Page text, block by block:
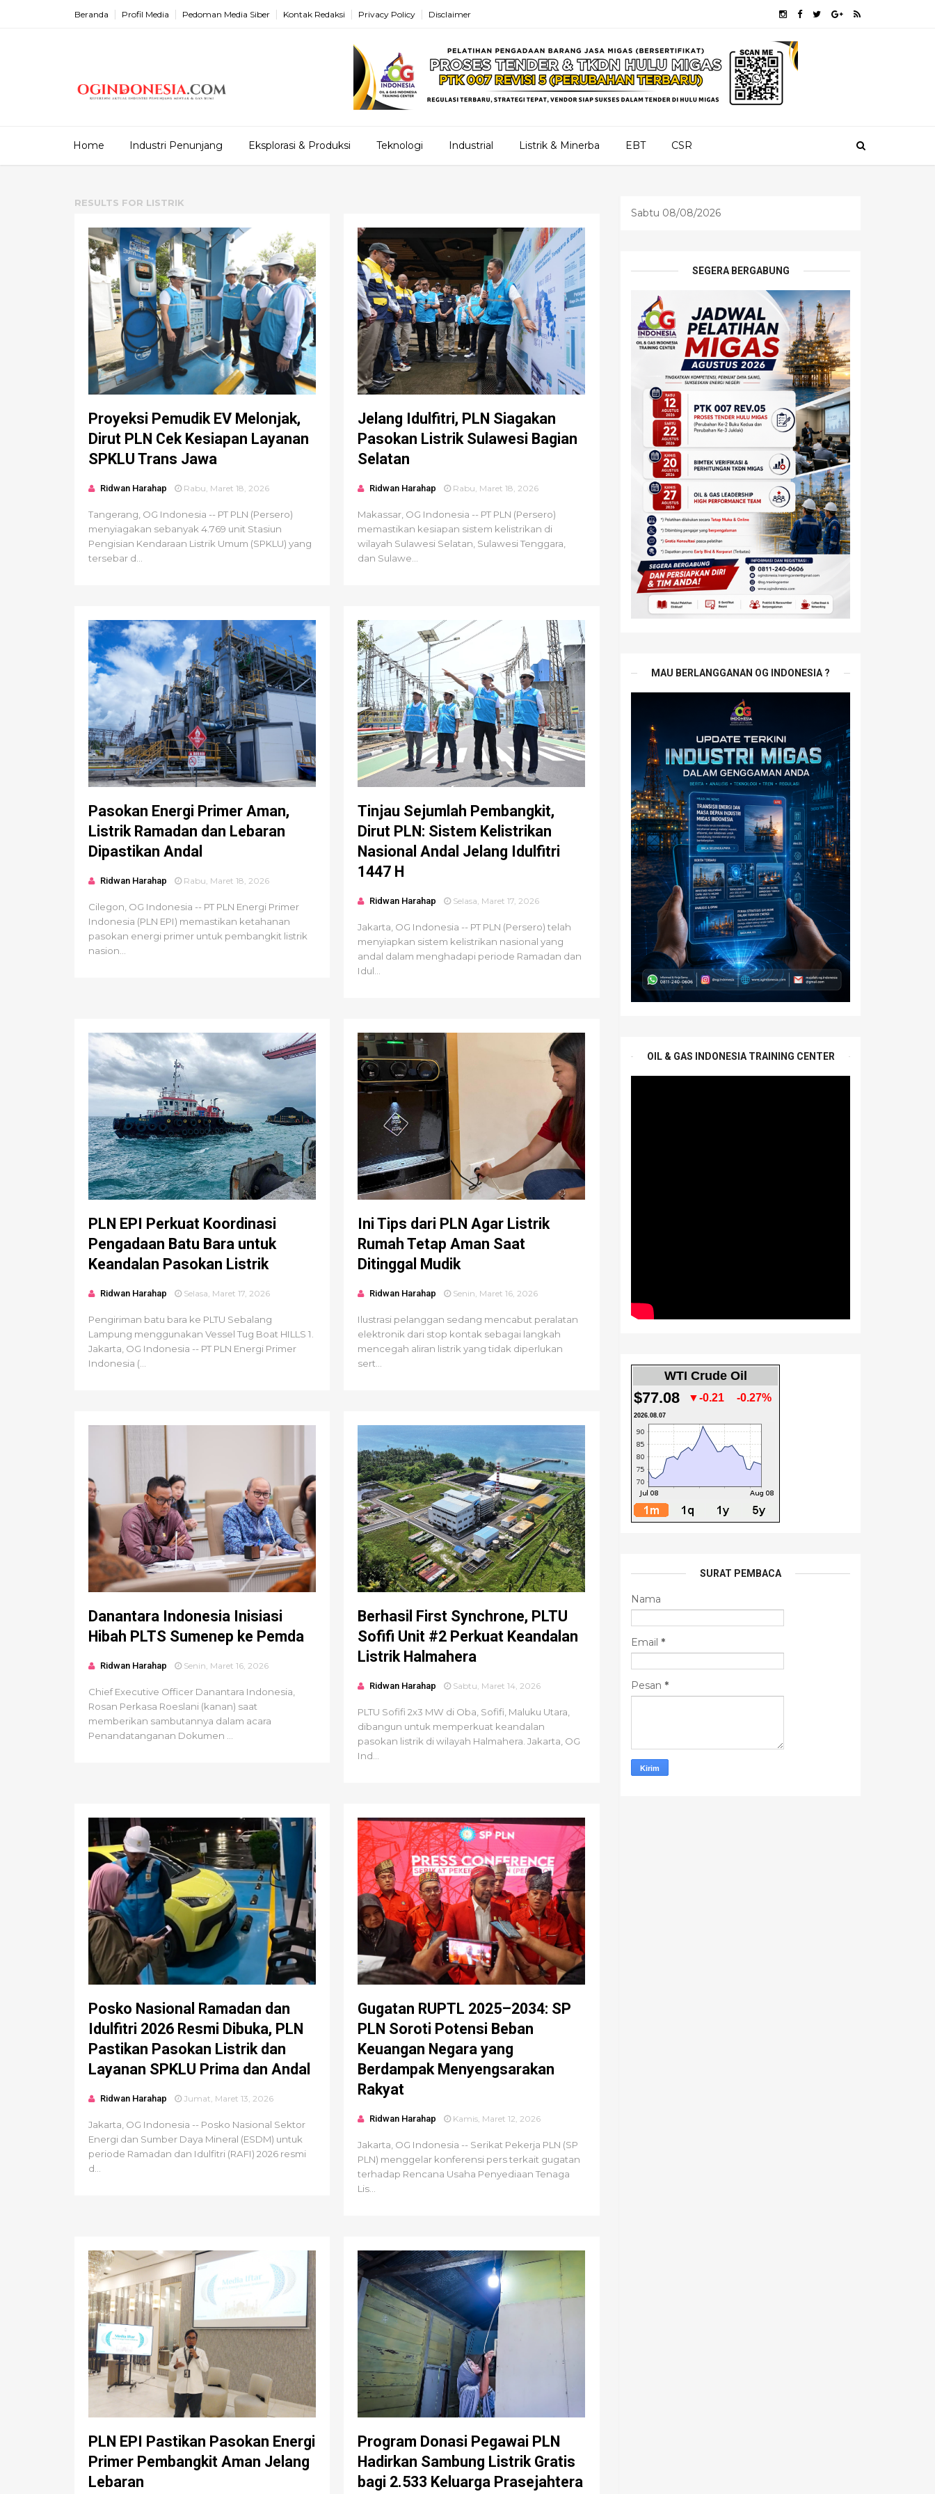
Beranda Profil Media Pedoman Media Siber Kontak Redaksi Privacy Policy Disclaimer
Home Industri Penunjang Eksplorasi & Produksi Teknologi Industrial Listrik & Minerba EBT CSR
RESULTS FOR LISTRIK
Proyeksi Pemudik EV Melonjak,
Dirut PLN Cek Kesiapan Layanan
SPKLU Trans Jawa
Ridwan Harahap Rabu, Maret 18, 2026
Tangerang, OG Indonesia -- PT PLN (Persero)
menyiagakan sebanyak 4.769 unit Stasiun
Pengisian Kendaraan Listrik Umum (SPKLU) yang
tersebar d...
Jelang Idulfitri, PLN Siagakan
Pasokan Listrik Sulawesi Bagian
Selatan
Ridwan Harahap Rabu, Maret 18, 2026
Makassar, OG Indonesia -- PT PLN (Persero)
memastikan kesiapan sistem kelistrikan di
wilayah Sulawesi Selatan, Sulawesi Tenggara,
dan Sulawe...
Pasokan Energi Primer Aman,
Listrik Ramadan dan Lebaran
Dipastikan Andal
Ridwan Harahap Rabu, Maret 18, 2026
Cilegon, OG Indonesia -- PT PLN Energi Primer
Indonesia (PLN EPI) memastikan ketahanan
pasokan energi primer untuk pembangkit listrik
nasion...
Tinjau Sejumlah Pembangkit,
Dirut PLN: Sistem Kelistrikan
Nasional Andal Jelang Idulfitri
1447 H
Ridwan Harahap Selasa, Maret 17, 2026
Jakarta, OG Indonesia -- PT PLN (Persero) telah
menyiapkan sistem kelistrikan nasional yang
andal dalam menghadapi periode Ramadan dan
Idul...
PLN EPI Perkuat Koordinasi
Pengadaan Batu Bara untuk
Keandalan Pasokan Listrik
Ridwan Harahap Selasa, Maret 17, 2026
Pengiriman batu bara ke PLTU Sebalang
Lampung menggunakan Vessel Tug Boat HILLS 1.
Jakarta, OG Indonesia -- PT PLN Energi Primer
Indonesia (...
Ini Tips dari PLN Agar Listrik
Rumah Tetap Aman Saat
Ditinggal Mudik
Ridwan Harahap Senin, Maret 16, 2026
Ilustrasi pelanggan sedang mencabut peralatan
elektronik dari stop kontak sebagai langkah
mencegah aliran listrik yang tidak diperlukan
sert...
Danantara Indonesia Inisiasi
Hibah PLTS Sumenep ke Pemda
Ridwan Harahap Senin, Maret 16, 2026
Chief Executive Officer Danantara Indonesia,
Rosan Perkasa Roeslani (kanan) saat
memberikan sambutannya dalam acara
Penandatanganan Dokumen ...
Berhasil First Synchrone, PLTU
Sofifi Unit #2 Perkuat Keandalan
Listrik Halmahera
Ridwan Harahap Sabtu, Maret 14, 2026
PLTU Sofifi 2x3 MW di Oba, Sofifi, Maluku Utara,
dibangun untuk memperkuat keandalan
pasokan listrik di wilayah Halmahera. Jakarta, OG
Ind...
Posko Nasional Ramadan dan
Idulfitri 2026 Resmi Dibuka, PLN
Pastikan Pasokan Listrik dan
Layanan SPKLU Prima dan Andal
Ridwan Harahap Jumat, Maret 13, 2026
Jakarta, OG Indonesia -- Posko Nasional Sektor
Energi dan Sumber Daya Mineral (ESDM) untuk
periode Ramadan dan Idulfitri (RAFI) 2026 resmi
d...
Gugatan RUPTL 2025–2034: SP
PLN Soroti Potensi Beban
Keuangan Negara yang
Berdampak Menyengsarakan
Rakyat
Ridwan Harahap Kamis, Maret 12, 2026
Jakarta, OG Indonesia -- Serikat Pekerja PLN (SP
PLN) menggelar konferensi pers terkait gugatan
terhadap Rencana Usaha Penyediaan Tenaga
Lis...
PLN EPI Pastikan Pasokan Energi
Primer Pembangkit Aman Jelang
Lebaran
Program Donasi Pegawai PLN
Hadirkan Sambung Listrik Gratis
bagi 2.533 Keluarga Prasejahtera
Sabtu 08/08/2026
SEGERA BERGABUNG
MAU BERLANGGANAN OG INDONESIA ?
OIL & GAS INDONESIA TRAINING CENTER
WTI Crude Oil
$77.08 ▼-0.21 -0.27%
2026.08.07
SURAT PEMBACA
Nama
Email *
Pesan *